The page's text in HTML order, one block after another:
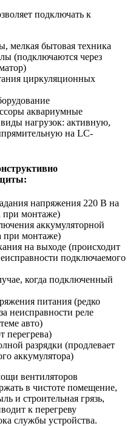
подключать к
мелкая бытовая техника
(подключаются через
циркуляционных
аквариумные
виды нагрузок: активную,
на LC-
напряжения 220 В на
при монтаже)
аккумуляторной
при монтаже)
на выходе (происходит
подключаемого
когда подключенный
питания (редко
неисправности реле
авто)
перегрева)
разрядки (продлевает
аккумулятора)
вентиляторов
в чистоте помещение,
и строительная грязь,
к перегреву
службы устройства.